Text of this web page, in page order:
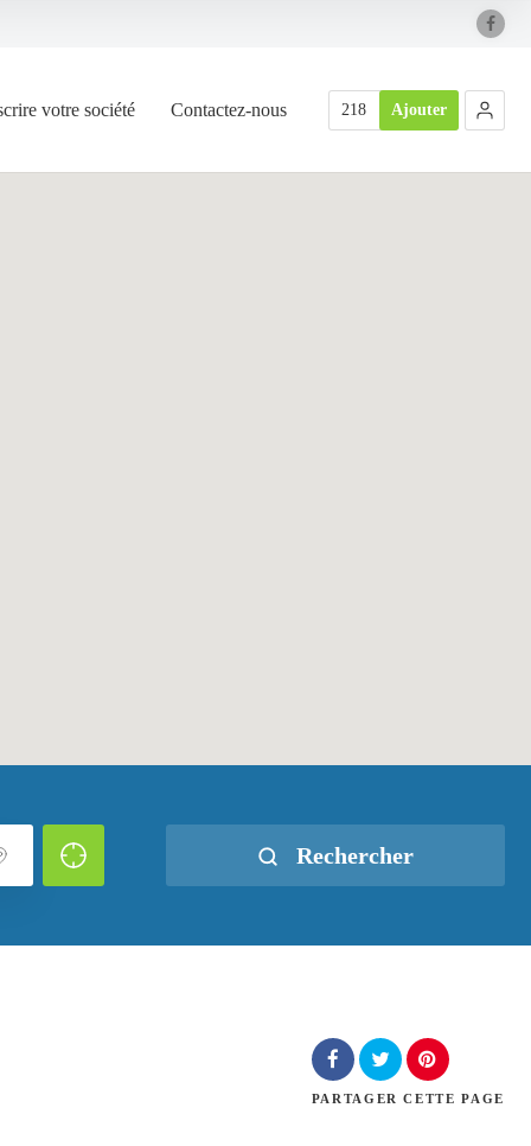
votre société Contactez-nous 218 Ajouter
Rechercher
PARTAGER CETTE PAGE